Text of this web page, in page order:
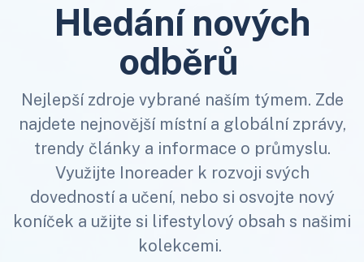
Hledání nových
odběrů
Nejlepší zdroje vybrané naším týmem. Zde
najdete nejnovější místní a globální zprávy,
trendy články a informace o průmyslu.
Využijte Inoreader k rozvoji svých
dovedností a učení, nebo si osvojte nový
koníček a užijte si lifestylový obsah s našimi
kolekcemi.